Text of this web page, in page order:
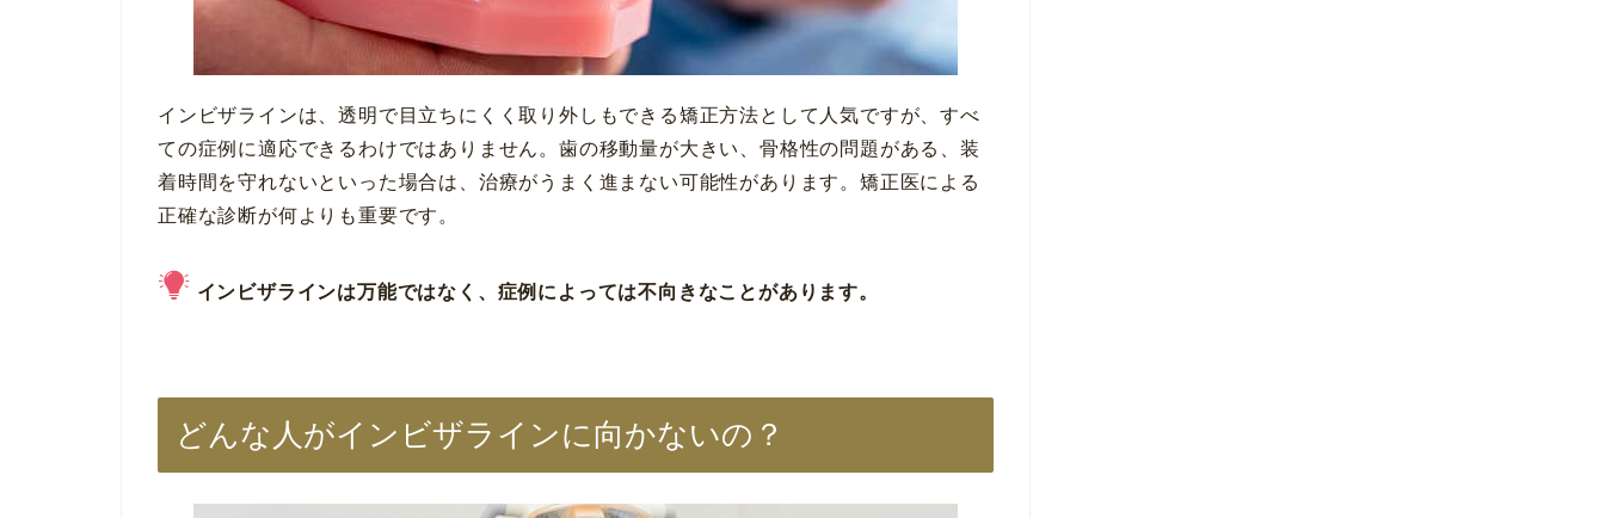
インビザラインは、透明で目立ちにくく取り外しもできる矯正方法として人気ですが、すべ
ての症例に適応できるわけではありません。歯の移動量が大きい、骨格性の問題がある、装
着時間を守れないといった場合は、治療がうまく進まない可能性があります。矯正医による
正確な診断が何よりも重要です。
インビザラインは万能ではなく、症例によっては不向きなことがあります。
どんな人がインビザラインに向かないの？